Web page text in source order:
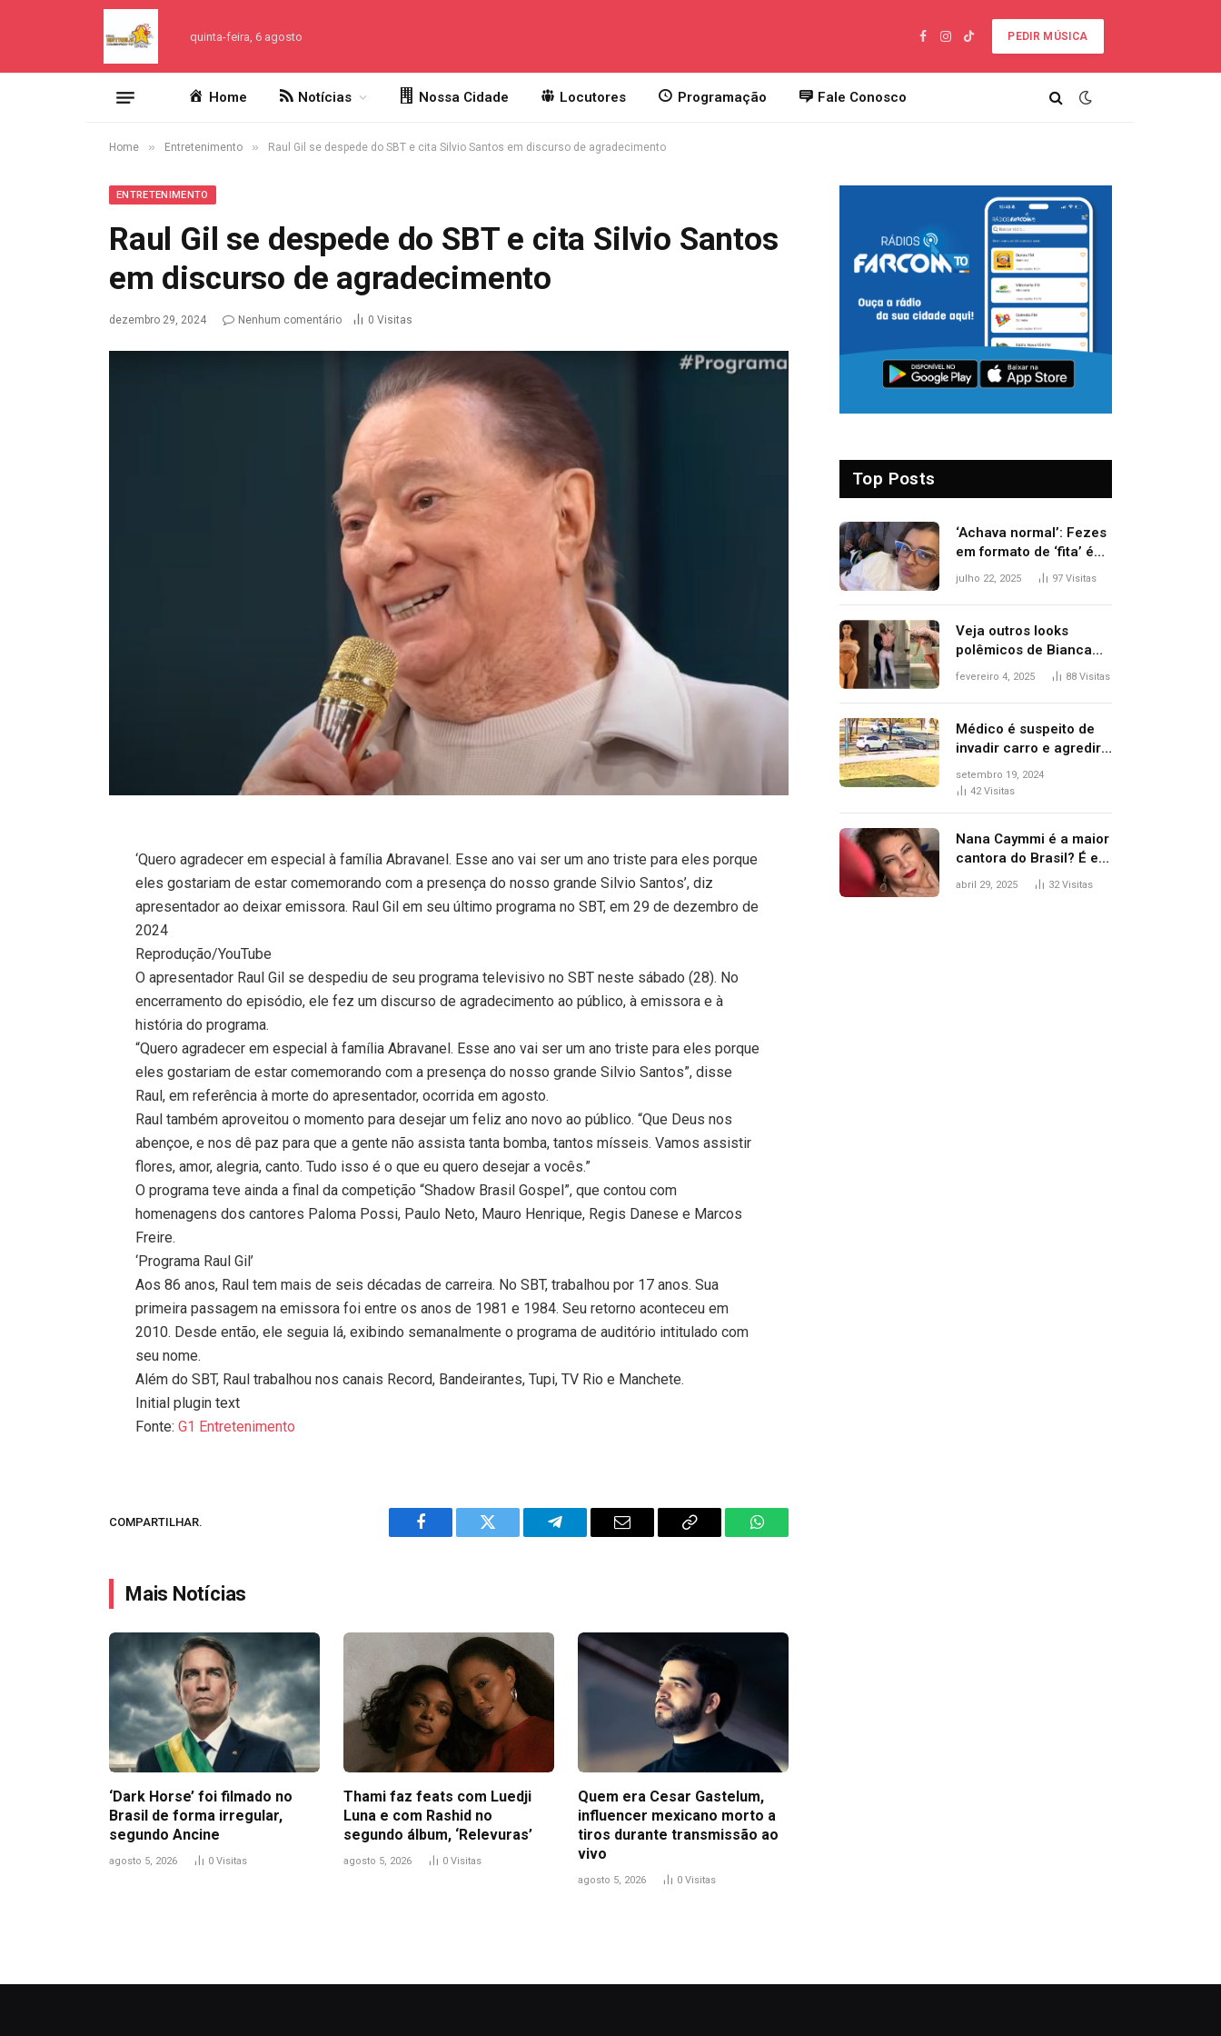
quinta-feira, 6 agosto
Facebook
Instagram
TikTok
PEDIR MÚSICA
Home Notícias Nossa Cidade Locutores Programação Fale Conosco
Home » Entretenimento » Raul Gil se despede do SBT e cita Silvio Santos em discurso de agradecimento
ENTRETENIMENTO
Raul Gil se despede do SBT e cita Silvio Santos
em discurso de agradecimento
dezembro 29, 2024 Nenhum comentário 0 Visitas
‘Quero agradecer em especial à família Abravanel. Esse ano vai ser um ano triste para eles porque
eles gostariam de estar comemorando com a presença do nosso grande Silvio Santos’, diz
apresentador ao deixar emissora. Raul Gil em seu último programa no SBT, em 29 de dezembro de
2024
Reprodução/YouTube
O apresentador Raul Gil se despediu de seu programa televisivo no SBT neste sábado (28). No
encerramento do episódio, ele fez um discurso de agradecimento ao público, à emissora e à
história do programa.
“Quero agradecer em especial à família Abravanel. Esse ano vai ser um ano triste para eles porque
eles gostariam de estar comemorando com a presença do nosso grande Silvio Santos”, disse
Raul, em referência à morte do apresentador, ocorrida em agosto.
Raul também aproveitou o momento para desejar um feliz ano novo ao público. “Que Deus nos
abençoe, e nos dê paz para que a gente não assista tanta bomba, tantos mísseis. Vamos assistir
flores, amor, alegria, canto. Tudo isso é o que eu quero desejar a vocês.”
O programa teve ainda a final da competição “Shadow Brasil Gospel”, que contou com
homenagens dos cantores Paloma Possi, Paulo Neto, Mauro Henrique, Regis Danese e Marcos
Freire.
‘Programa Raul Gil’
Aos 86 anos, Raul tem mais de seis décadas de carreira. No SBT, trabalhou por 17 anos. Sua
primeira passagem na emissora foi entre os anos de 1981 e 1984. Seu retorno aconteceu em
2010. Desde então, ele seguia lá, exibindo semanalmente o programa de auditório intitulado com
seu nome.
Além do SBT, Raul trabalhou nos canais Record, Bandeirantes, Tupi, TV Rio e Manchete.
Initial plugin text
Fonte:G1 Entretenimento
COMPARTILHAR.
Facebook Twitter Telegram Email
Copy
WhatsApp
Mais Notícias
‘Dark Horse’ foi filmado no
Brasil de forma irregular,
segundo Ancine
agosto 5, 2026 0 Visitas
Thami faz feats com Luedji
Luna e com Rashid no
segundo álbum, ‘Relevuras’
agosto 5, 2026 0 Visitas
Quem era Cesar Gastelum,
influencer mexicano morto a
tiros durante transmissão ao
vivo
agosto 5, 2026 0 Visitas
Top Posts
‘Achava normal’: Fezes
em formato de ‘fita’ é
um dos alertas para
Gil
julho 22, 2025 97 Visitas
Veja outros looks
polêmicos de Bianca
Censori, esposa de
Grammy 2025
fevereiro 4, 2025 88 Visitas
Médico é suspeito de
invadir carro e agredir
delegado aposentado
durante confusão no
setembro 19, 2024
42Visitas
Nana Caymmi é a maior
cantora do Brasil? É e
não é…
abril 29, 2025 32Visitas